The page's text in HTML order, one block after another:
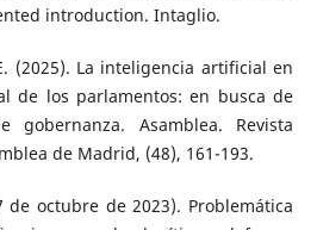
introduction. Intaglio.
(2025). La inteligencia artificial en
de los parlamentos: en busca de
Asamblea. Revista
de Madrid, (48), 161-193.
de octubre de 2023). Problemática